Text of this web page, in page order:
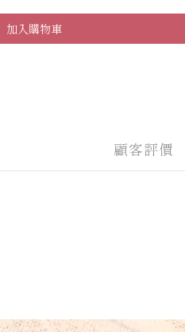
加入購物車
顧客評價